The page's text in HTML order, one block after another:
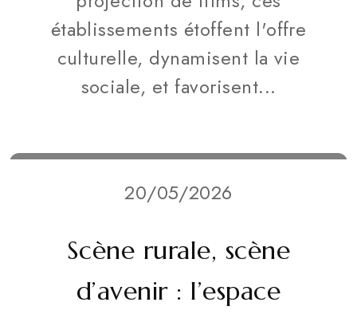
établissements étoffent l'offre
culturelle, dynamisent la vie
sociale, et favorisent...
20/05/2026
Scène rurale, scène
d’avenir : l’espace